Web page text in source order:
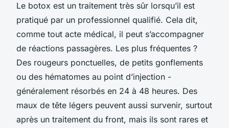
Le botox est un traitement très sûr lorsqu’il est
pratiqué par un professionnel qualifié. Cela dit,
comme tout acte médical, il peut s’accompagner
de réactions passagères. Les plus fréquentes ?
Des rougeurs ponctuelles, de petits gonflements
ou des hématomes au point d’injection -
généralement résorbés en 24 à 48 heures. Des
maux de tête légers peuvent aussi survenir, surtout
après un traitement du front, mais ils sont rares et